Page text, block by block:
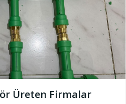
Üreten Firmalar